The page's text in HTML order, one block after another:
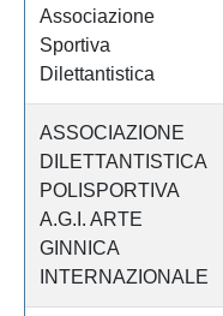
Associazione
Sportiva
Dilettantistica
ASSOCIAZIONE
DILETTANTISTICA
POLISPORTIVA
A.G.I. ARTE
GINNICA
INTERNAZIONALE